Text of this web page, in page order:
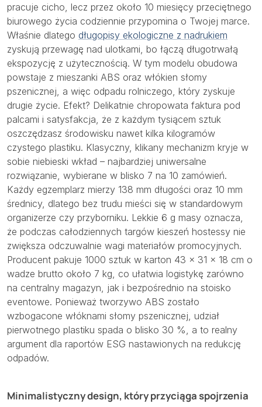
pracuje cicho, lecz przez około 10 miesięcy przeciętnego
biurowego życia codziennie przypomina o Twojej marce.
Właśnie dlatego długopisy ekologiczne z nadrukiem
zyskują przewagę nad ulotkami, bo łączą długotrwałą
ekspozycję z użytecznością. W tym modelu obudowa
powstaje z mieszanki ABS oraz włókien słomy
pszenicznej, a więc odpadu rolniczego, który zyskuje
drugie życie. Efekt? Delikatnie chropowata faktura pod
palcami i satysfakcja, że z każdym tysiącem sztuk
oszczędzasz środowisku nawet kilka kilogramów
czystego plastiku. Klasyczny, klikany mechanizm kryje w
sobie niebieski wkład – najbardziej uniwersalne
rozwiązanie, wybierane w blisko 7 na 10 zamówień.
Każdy egzemplarz mierzy 138 mm długości oraz 10 mm
średnicy, dlatego bez trudu mieści się w standardowym
organizerze czy przyborniku. Lekkie 6 g masy oznacza,
że podczas całodziennych targów kieszeń hostessy nie
zwiększa odczuwalnie wagi materiałów promocyjnych.
Producent pakuje 1000 sztuk w karton 43 × 31 × 18 cm o
wadze brutto około 7 kg, co ułatwia logistykę zarówno
na centralny magazyn, jak i bezpośrednio na stoisko
eventowe. Ponieważ tworzywo ABS zostało
wzbogacone włóknami słomy pszenicznej, udział
pierwotnego plastiku spada o blisko 30 %, a to realny
argument dla raportów ESG nastawionych na redukcję
odpadów.
Minimalistyczny design, który przyciąga spojrzenia